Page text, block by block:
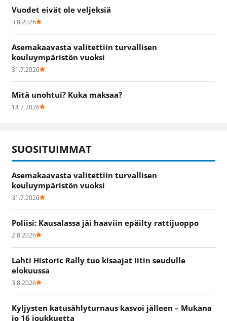
Vuodet eivät ole veljeksiä
3.8.2026
Asemakaavasta valitettiin turvallisen
kouluympäristön vuoksi
31.7.2026
Mitä unohtui? Kuka maksaa?
14.7.2026
SUOSITUIMMAT
Asemakaavasta valitettiin turvallisen
kouluympäristön vuoksi
31.7.2026
Poliisi: Kausalassa jäi haaviin epäilty rattijuoppo
2.8.2026
Lahti Historic Rally tuo kisaajat Iitin seudulle
elokuussa
3.8.2026
Kyljysten katusählyturnaus kasvoi jälleen – Mukana
jo 16 joukkuetta